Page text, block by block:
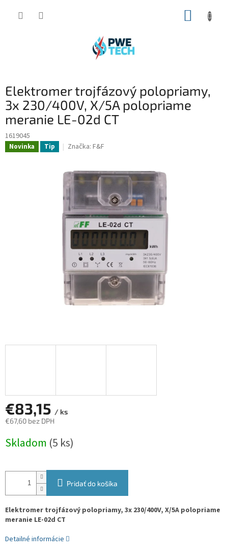
Elektromer trojfázový polopriamy,
3x 230/400V, X/5A polopriame
meranie LE-02d CT
1619045
Novinka Tip Značka: F&F
€83,15 / ks
€67,60 bez DPH
cena:
Skladom (5 ks)
Pridať do košíka
Elektromer trojfázový polopriamy, 3x 230/400V, X/5A polopriame
meranie LE-02d CT
Detailné informácie